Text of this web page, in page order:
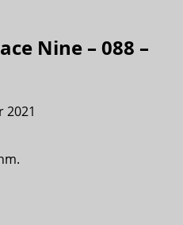
Nine – 088 –
2021